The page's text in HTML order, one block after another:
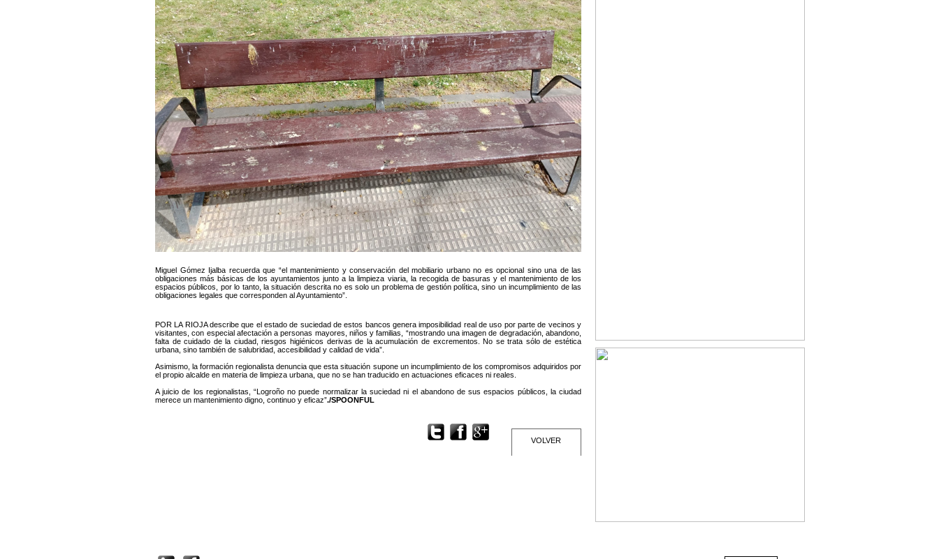
Miguel Gómez Ijalba recuerda que “el mantenimiento y conservación del mobiliario urbano no es opcional sino una de las
obligaciones más básicas de los ayuntamientos junto a la limpieza viaria, la recogida de basuras y el mantenimiento de los
espacios públicos, por lo tanto, la situación descrita no es solo un problema de gestión política, sino un incumplimiento de las
obligaciones legales que corresponden al Ayuntamiento”.
POR LA RIOJA describe que el estado de suciedad de estos bancos genera imposibilidad real de uso por parte de vecinos y
visitantes, con especial afectación a personas mayores, niños y familias, “mostrando una imagen de degradación, abandono,
falta de cuidado de la ciudad, riesgos higiénicos derivas de la acumulación de excrementos. No se trata sólo de estética
urbana, sino también de salubridad, accesibilidad y calidad de vida”.
Asimismo, la formación regionalista denuncia que esta situación supone un incumplimiento de los compromisos adquiridos por
el propio alcalde en materia de limpieza urbana, que no se han traducido en actuaciones eficaces ni reales.
A juicio de los regionalistas, “Logroño no puede normalizar la suciedad ni el abandono de sus espacios públicos, la ciudad
merece un mantenimiento digno, continuo y eficaz”./SPOONFUL
VOLVER